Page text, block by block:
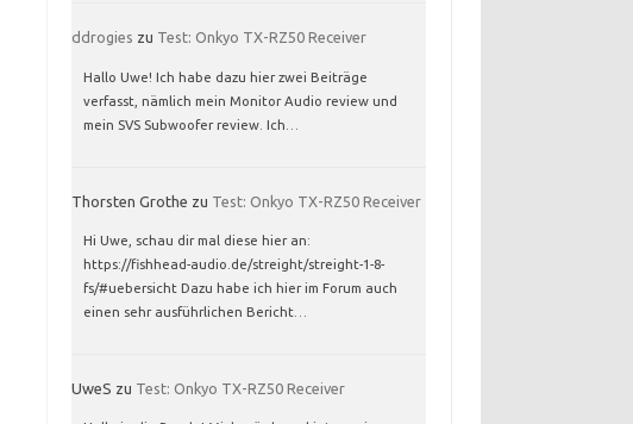
ddrogies zu Test: Onkyo TX-RZ50 Receiver
Hallo Uwe! Ich habe dazu hier zwei Beiträge
verfasst, nämlich mein Monitor Audio review und
mein SVS Subwoofer review. Ich…
Thorsten Grothe zu Test: Onkyo TX-RZ50 Receiver
Hi Uwe, schau dir mal diese hier an:
https://fishhead-audio.de/streight/streight-1-8-
fs/#uebersicht Dazu habe ich hier im Forum auch
einen sehr ausführlichen Bericht…
UweS zu Test: Onkyo TX-RZ50 Receiver